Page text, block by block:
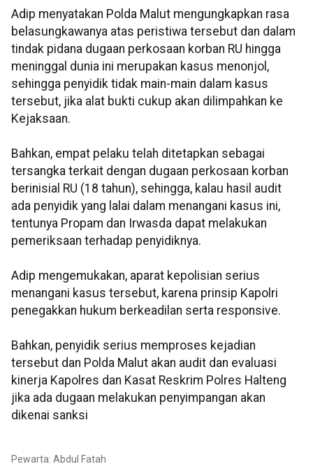
Adip menyatakan Polda Malut mengungkapkan rasa
belasungkawanya atas peristiwa tersebut dan dalam
tindak pidana dugaan perkosaan korban RU hingga
meninggal dunia ini merupakan kasus menonjol,
sehingga penyidik tidak main-main dalam kasus
tersebut, jika alat bukti cukup akan dilimpahkan ke
Kejaksaan.
Bahkan, empat pelaku telah ditetapkan sebagai
tersangka terkait dengan dugaan perkosaan korban
berinisial RU (18 tahun), sehingga, kalau hasil audit
ada penyidik yang lalai dalam menangani kasus ini,
tentunya Propam dan Irwasda dapat melakukan
pemeriksaan terhadap penyidiknya.
Adip mengemukakan, aparat kepolisian serius
menangani kasus tersebut, karena prinsip Kapolri
penegakkan hukum berkeadilan serta responsive.
Bahkan, penyidik serius memproses kejadian
tersebut dan Polda Malut akan audit dan evaluasi
kinerja Kapolres dan Kasat Reskrim Polres Halteng
jika ada dugaan melakukan penyimpangan akan
dikenai sanksi
Pewarta: Abdul Fatah